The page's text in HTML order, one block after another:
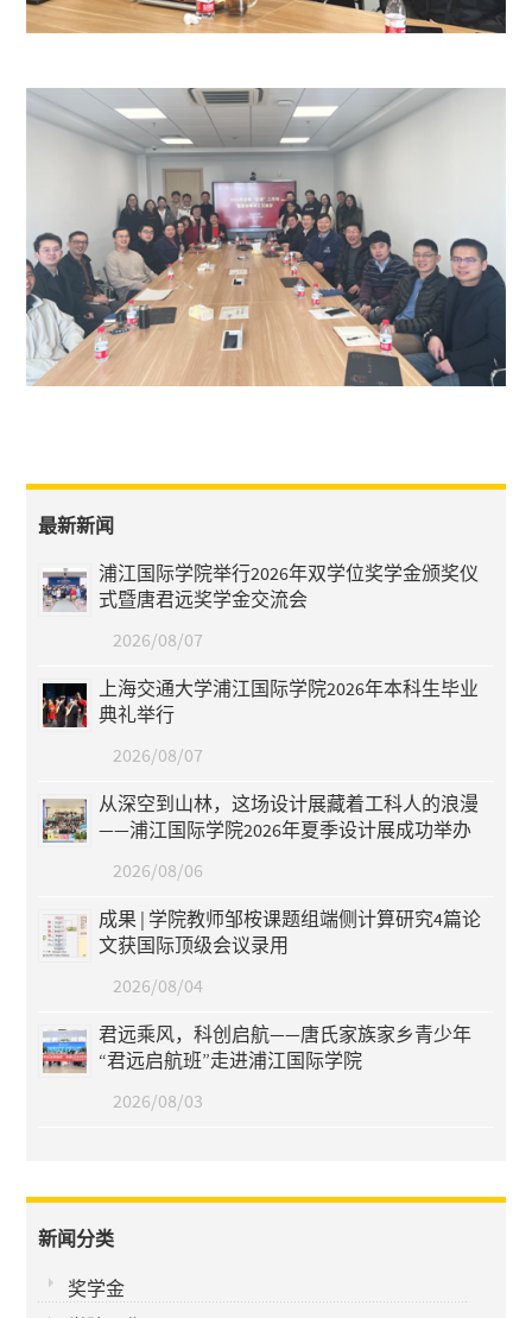
最新新闻
浦江国际学院举行2026年双学位奖学金颁奖仪
式暨唐君远奖学金交流会
2026/08/07
上海交通大学浦江国际学院2026年本科生毕业
典礼举行
2026/08/07
从深空到山林，这场设计展藏着工科人的浪漫
——浦江国际学院2026年夏季设计展成功举办
2026/08/06
成果 | 学院教师邹桉课题组端侧计算研究4篇论
文获国际顶级会议录用
2026/08/04
君远乘风，科创启航——唐氏家族家乡青少年
“君远启航班”走进浦江国际学院
2026/08/03
新闻分类
奖学金